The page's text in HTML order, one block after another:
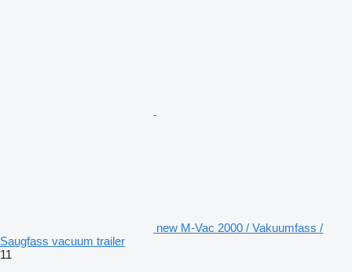
new M-Vac 2000 / Vakuumfass /
Saugfass vacuum trailer
11